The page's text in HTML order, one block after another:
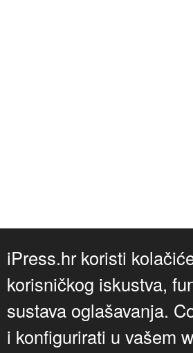
iPress.hr koristi
korisničkog iskustva,
sustava oglašavanja.
i konfigurirati u vašem